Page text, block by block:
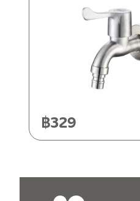
662/61-62 ถนน พระราม3 แ
โทร: 02-358-0080 / 080-
ศูนย์บริการและอะไหล่
โทร: 080-075-2626
วันเสาร์ เวลา 8:30-15:00 น.
โทร: 02-285-5795
@charnpaiboon.sales
ติดต่อ ชาญไพบูลย์ / Contact
฿329